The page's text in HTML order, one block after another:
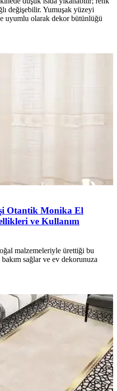
değişebilir. Yumuşak yüzeyi
uyumlu olarak dekor bütünlüğü
Otantik Monika El
ve Kullanım
malzemeleriyle ürettiği bu
bakım sağlar ve ev dekorunuza